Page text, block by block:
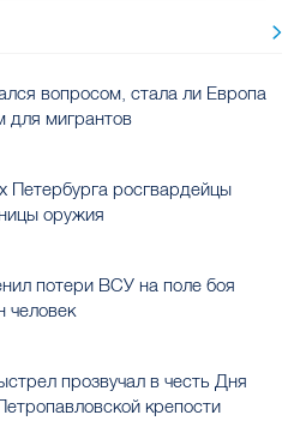
вопросом, стала ли Европа
для мигрантов
Петербурга росгвардейцы
оружия
потери ВСУ на поле боя
человек
прозвучал в честь Дня
крепости